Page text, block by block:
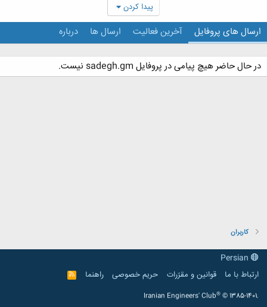
پیدا کردن
ارسال های پروفایل آخرین فعالیت ارسال ها درباره
در حال حاضر هیچ پیامی در پروفایل sadegh.gm نیست.
کاربران
ارتباط با ما
قوانین و مقرّرات حریم خصوصی راهنما
R
S
Iranian Engineers' Club® © 1385-1401.